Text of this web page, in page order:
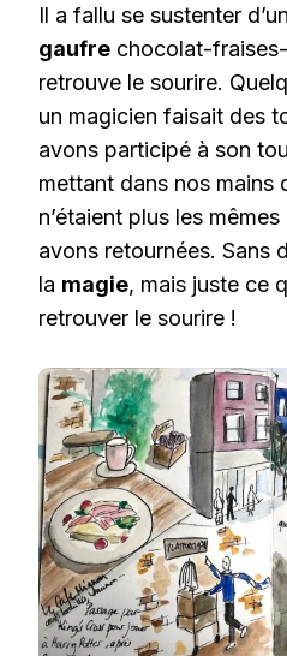
Il a fallu se sustenter
gaufre chocolat-
retrouve le sourire.
un magicien faisait des
avons participé à son
mettant dans nos mains
n’étaient plus les
avons retournées. Sans
la magie, mais juste ce
retrouver le sourire !